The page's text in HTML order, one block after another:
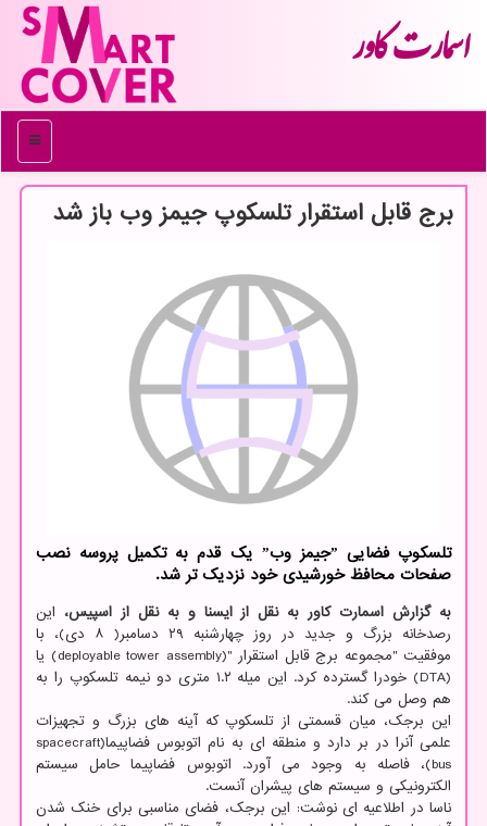
اسمارت كاور
منو
برج قابل استقرار تلسکوپ جیمز وب باز شد
تلسکوپ فضایی ˮجیمز وبˮ یک قدم به تکمیل پروسه نصب
صفحات محافظ خورشیدی خود نزدیک تر شد.
به گزارش اسمارت کاور به نقل از ایسنا و به نقل از اسپیس، این
رصدخانه بزرگ و جدید در روز چهارشنبه ۲۹ دسامبر( ۸ دی)، با
موفقیت "مجموعه برج قابل استقرار "(deployable tower assembly) یا
(DTA) خودرا گسترده کرد. این میله ۱.۲ متری دو نیمه تلسکوپ را به
هم وصل می کند.
این برجک، میان قسمتی از تلسکوپ که آینه های بزرگ و تجهیزات
علمی آنرا در بر دارد و منطقه ای به نام اتوبوس فضاپیما(spacecraft
bus)، فاصله به وجود می آورد. اتوبوس فضاپیما حامل سیستم
الکترونیکی و سیستم های پیشران آنست.
ناسا در اطلاعیه ای نوشت: این برجک، فضای مناسبی برای خنک شدن